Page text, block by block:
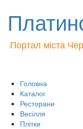
Портал міста
Головна
Каталог
Ресторани
Весілля
Плітки